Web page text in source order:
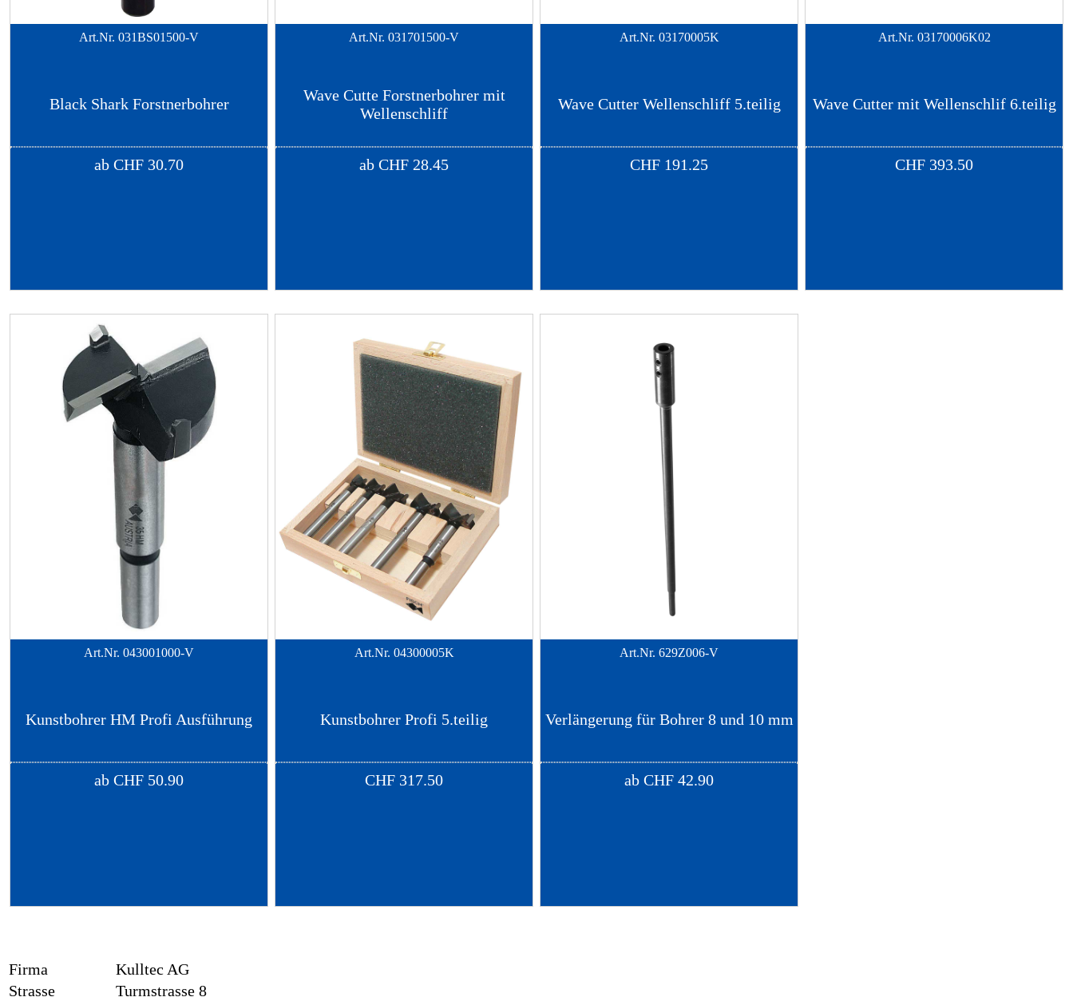
Art.Nr. 031BS01500-V
Black Shark Forstnerbohrer
ab CHF 30.70
Art.Nr. 031701500-V
Wave Cutte Forstnerbohrer mit
Wellenschliff
ab CHF 28.45
Art.Nr. 03170005K
Wave Cutter Wellenschliff 5.teilig
CHF 191.25
Art.Nr. 03170006K02
Wave Cutter mit Wellenschlif 6.teilig
CHF 393.50
Art.Nr. 043001000-V
Kunstbohrer HM Profi Ausführung
ab CHF 50.90
Art.Nr. 04300005K
Kunstbohrer Profi 5.teilig
CHF 317.50
Art.Nr. 629Z006-V
Verlängerung für Bohrer 8 und 10 mm
ab CHF 42.90
Firma
Kulltec AG
Strasse
Turmstrasse 8